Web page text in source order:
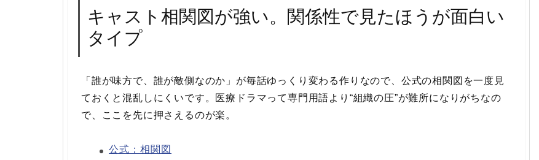
キャスト相関図が強い。関係性で見たほうが面白い
タイプ
「誰が味方で、誰が敵側なのか」が毎話ゆっくり変わる作りなので、公式の相関図を一度見
ておくと混乱しにくいです。医療ドラマって専門用語より“組織の圧”が難所になりがちなの
で、ここを先に押さえるのが楽。
公式：相関図